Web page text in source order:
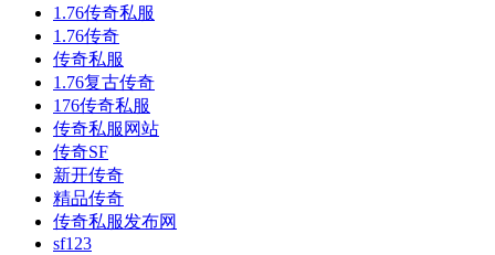
1.76传奇私服
1.76传奇
传奇私服
1.76复古传奇
176传奇私服
传奇私服网站
传奇SF
新开传奇
精品传奇
传奇私服发布网
sf123